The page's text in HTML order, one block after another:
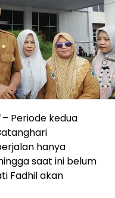
– Periode kedua
hanya
saat ini belum
Fadhil akan